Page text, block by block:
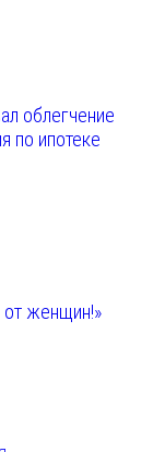
облегчение
по ипотеке
женщин!»